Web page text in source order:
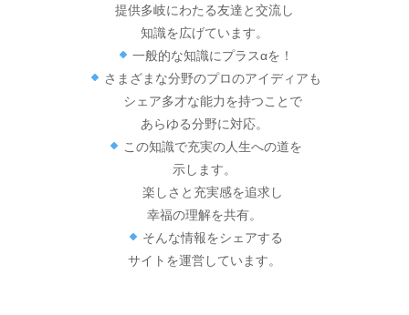
提供多岐にわたる友達と交流し
知識を広げています。
一般的な知識にプラスαを！
さまざまな分野のプロのアイディアも
シェア多才な能力を持つことで
あらゆる分野に対応。
この知識で充実の人生への道を
示します。
楽しさと充実感を追求し
幸福の理解を共有。
そんな情報をシェアする
サイトを運営しています。